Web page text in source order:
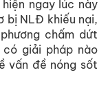
ngay lúc này
bị NLĐ khiếu nại,
chấm dứt
giải pháp nào
vấn đề nóng sốt